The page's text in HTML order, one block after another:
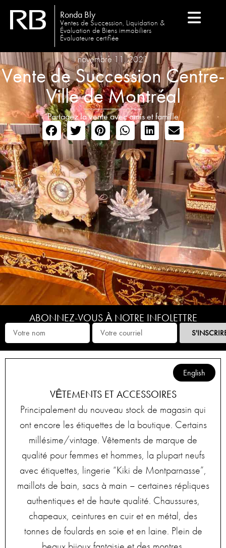
Ronda Bly
Ventes de Succession, Liquidation &
Évaluation de Biens immobiliers
Évaluateure certifiée
novembre 11, 2021
Vente de Succession Centre-
Ville de Montréal
Partagez la vente avec amis et famille
ABONNEZ-VOUS À NOTRE INFOLETTRE
English
VÊTEMENTS ET ACCESSOIRES
Principalement du nouveau stock de magasin qui
ont encore les étiquettes de la boutique. Certains
millésime/vintage. Vêtements de marque de
qualité pour femmes et hommes, la plupart neufs
avec étiquettes, lingerie “Kiki de Montparnasse”,
maillots de bain, sacs à main – certaines répliques
authentiques et de haute qualité. Chaussures,
chapeaux, ceintures en cuir et en métal, des
tonnes de foulards en soie et en laine. Plein de